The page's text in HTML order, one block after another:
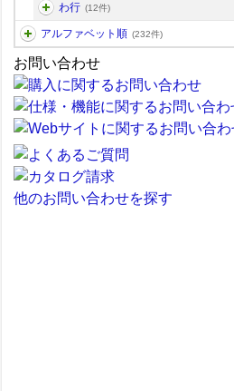
わ行 (12件)
アルファベット順 (232件)
お問い合わせ
他のお問い合わせを探す